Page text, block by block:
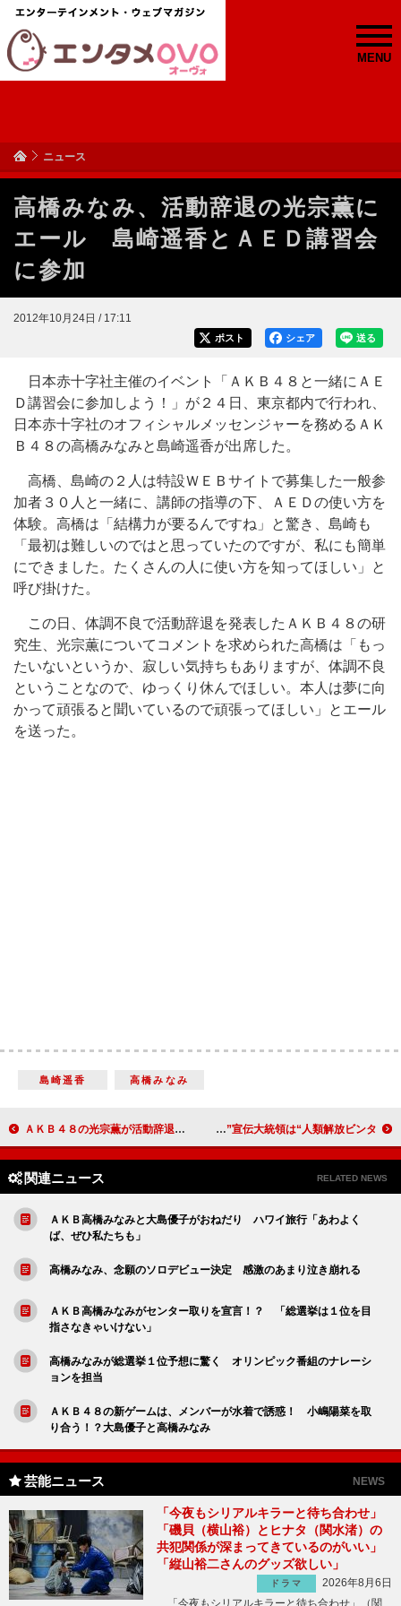
MENU
ニュース
高橋みなみ、活動辞退の光宗薫に
エール 島崎遥香とＡＥＤ講習会
に参加
2012年10月24日 / 17:11
送る
シェア
ポスト
日本赤十字社主催のイベント「ＡＫＢ４８と一緒にＡＥ
Ｄ講習会に参加しよう！」が２４日、東京都内で行われ、
日本赤十字社のオフィシャルメッセンジャーを務めるＡＫ
Ｂ４８の高橋みなみと島崎遥香が出席した。
高橋、島崎の２人は特設ＷＥＢサイトで募集した一般参
加者３０人と一緒に、講師の指導の下、ＡＥＤの使い方を
体験。高橋は「結構力が要るんですね」と驚き、島崎も
「最初は難しいのではと思っていたのですが、私にも簡単
にできました。たくさんの人に使い方を知ってほしい」と
呼び掛けた。
この日、体調不良で活動辞退を発表したＡＫＢ４８の研
究生、光宗薫についてコメントを求められた高橋は「もっ
たいないというか、寂しい気持ちもありますが、体調不良
ということなので、ゆっくり休んでほしい。本人は夢に向
かって頑張ると聞いているので頑張ってほしい」とエール
を送った。
島崎遥香 高橋みなみ
ＡＫＢ４８の光宗薫が活動辞退を発表 「自分の思う万全の状態で皆さんの前に立つ事が難しく」 相武紗季、結婚の予定は「だいぶさき」 リンカーン“猪木”宣伝大統領は“人類解放ビンタ”
関連ニュース RELATED NEWS
ＡＫＢ高橋みなみと大島優子がおねだり ハワイ旅行「あわよく
ば、ぜひ私たちも」
高橋みなみ、念願のソロデビュー決定 感激のあまり泣き崩れる
ＡＫＢ高橋みなみがセンター取りを宣言！？ 「総選挙は１位を目
指さなきゃいけない」
高橋みなみが総選挙１位予想に驚く オリンピック番組のナレーシ
ョンを担当
ＡＫＢ４８の新ゲームは、メンバーが水着で誘惑！ 小嶋陽菜を取
り合う！？大島優子と高橋みなみ
芸能ニュース NEWS
「今夜もシリアルキラーと待ち合わせ」
「磯貝（横山裕）とヒナタ（関水渚）の
共犯関係が深まってきているのがいい」
「縦山裕二さんのグッズ欲しい」
ドラマ
2026年8月6日
「今夜もシリアルキラーと待ち合わせ」（関